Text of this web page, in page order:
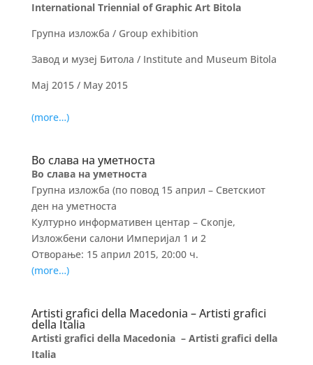
International Triennial of Graphic Art Bitola
Групна изложба / Group exhibition
Завод и музеј Битола / Institute and Museum Bitola
Мај 2015 / May 2015
(more…)
Во слава на уметноста
Во слава на уметноста
Групна изложба (по повод 15 април – Светскиот
ден на уметноста
Културно информативен центар – Скопје,
Изложбени салони Империјал 1 и 2
Отворање: 15 април 2015, 20:00 ч.
(more…)
Artisti grafici della Macedonia – Artisti grafici
della Italia
Artisti grafici della Macedonia – Artisti grafici della
Italia